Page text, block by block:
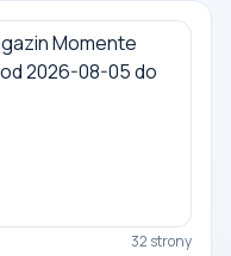
32 strony